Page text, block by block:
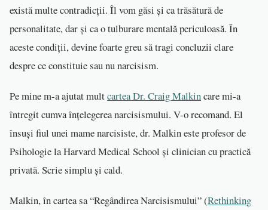
există multe contradicții. Îl vom găsi și ca trăsătură de
personalitate, dar și ca o tulburare mentală periculoasă. În
aceste condiții, devine foarte greu să tragi concluzii clare
despre ce constituie sau nu narcisism.
Pe mine m-a ajutat multcartea Dr. Craig Malkincare mi-a
întregit cumva înțelegerea narcisismului. V-o recomand. El
însuși fiul unei mame narcisiste, dr. Malkin este profesor de
Psihologie la Harvard Medical School și clinician cu practică
privată. Scrie simplu și cald.
Malkin, în cartea sa “Regândirea Narcisismului” (Rethinking